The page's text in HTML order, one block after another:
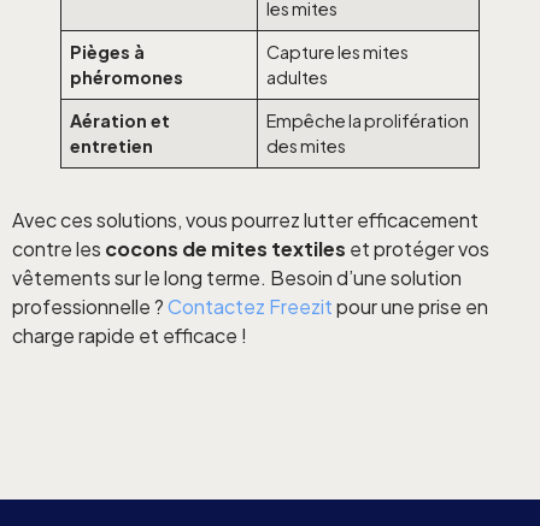
les mites
Pièges à
phéromones
Capture les mites
adultes
Aération et
entretien
Empêche la prolifération
des mites
Avec ces solutions, vous pourrez lutter efficacement
contre les cocons de mites textiles et protéger vos
vêtements sur le long terme. Besoin d’une solution
professionnelle ?Contactez Freezitpour une prise en
charge rapide et efficace !